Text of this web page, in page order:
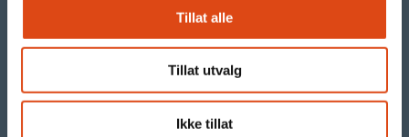
Tillat alle
Tillat utvalg
Ikke tillat
parat.com
Vi er Parat